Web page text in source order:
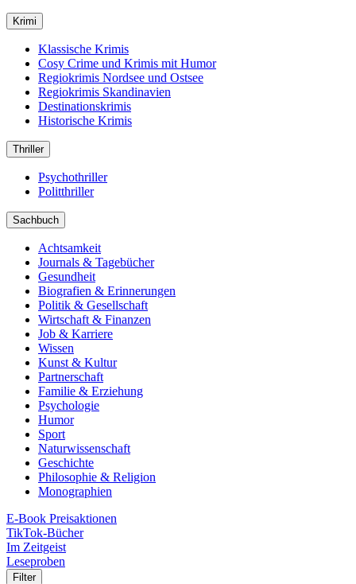
Krimi
Klassische Krimis
Cosy Crime und Krimis mit Humor
Regiokrimis Nordsee und Ostsee
Regiokrimis Skandinavien
Destinationskrimis
Historische Krimis
Thriller
Psychothriller
Politthriller
Sachbuch
Achtsamkeit
Journals & Tagebücher
Gesundheit
Biografien & Erinnerungen
Politik & Gesellschaft
Wirtschaft & Finanzen
Job & Karriere
Wissen
Kunst & Kultur
Partnerschaft
Familie & Erziehung
Psychologie
Humor
Sport
Naturwissenschaft
Geschichte
Philosophie & Religion
Monographien
E-Book Preisaktionen
TikTok-Bücher
Im Zeitgeist
Leseproben
Filter